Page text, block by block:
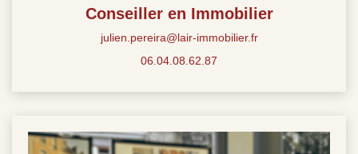
Conseiller en Immobilier
julien.pereira@lair-immobilier.fr
06.04.08.62.87